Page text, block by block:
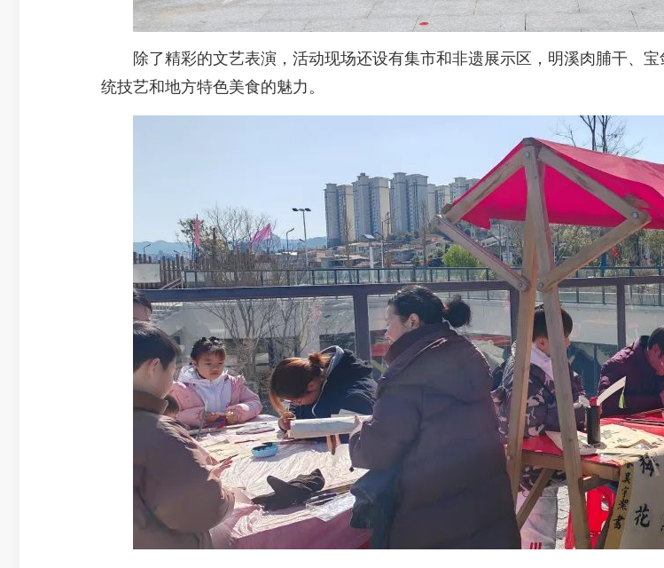
除了精彩的文艺表演，活动现场还设有集市和非遗展示区，明溪肉脯干、宝
统技艺和地方特色美食的魅力。